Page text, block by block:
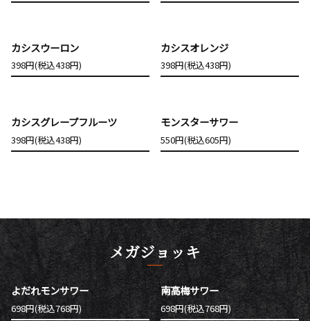
カシスウーロン
398円(税込438円)
カシスオレンジ
398円(税込438円)
カシスグレープフルーツ
398円(税込438円)
モンスターサワー
550円(税込605円)
メガジョッキ
よだれモンサワー
698円(税込768円)
南高梅サワー
698円(税込768円)